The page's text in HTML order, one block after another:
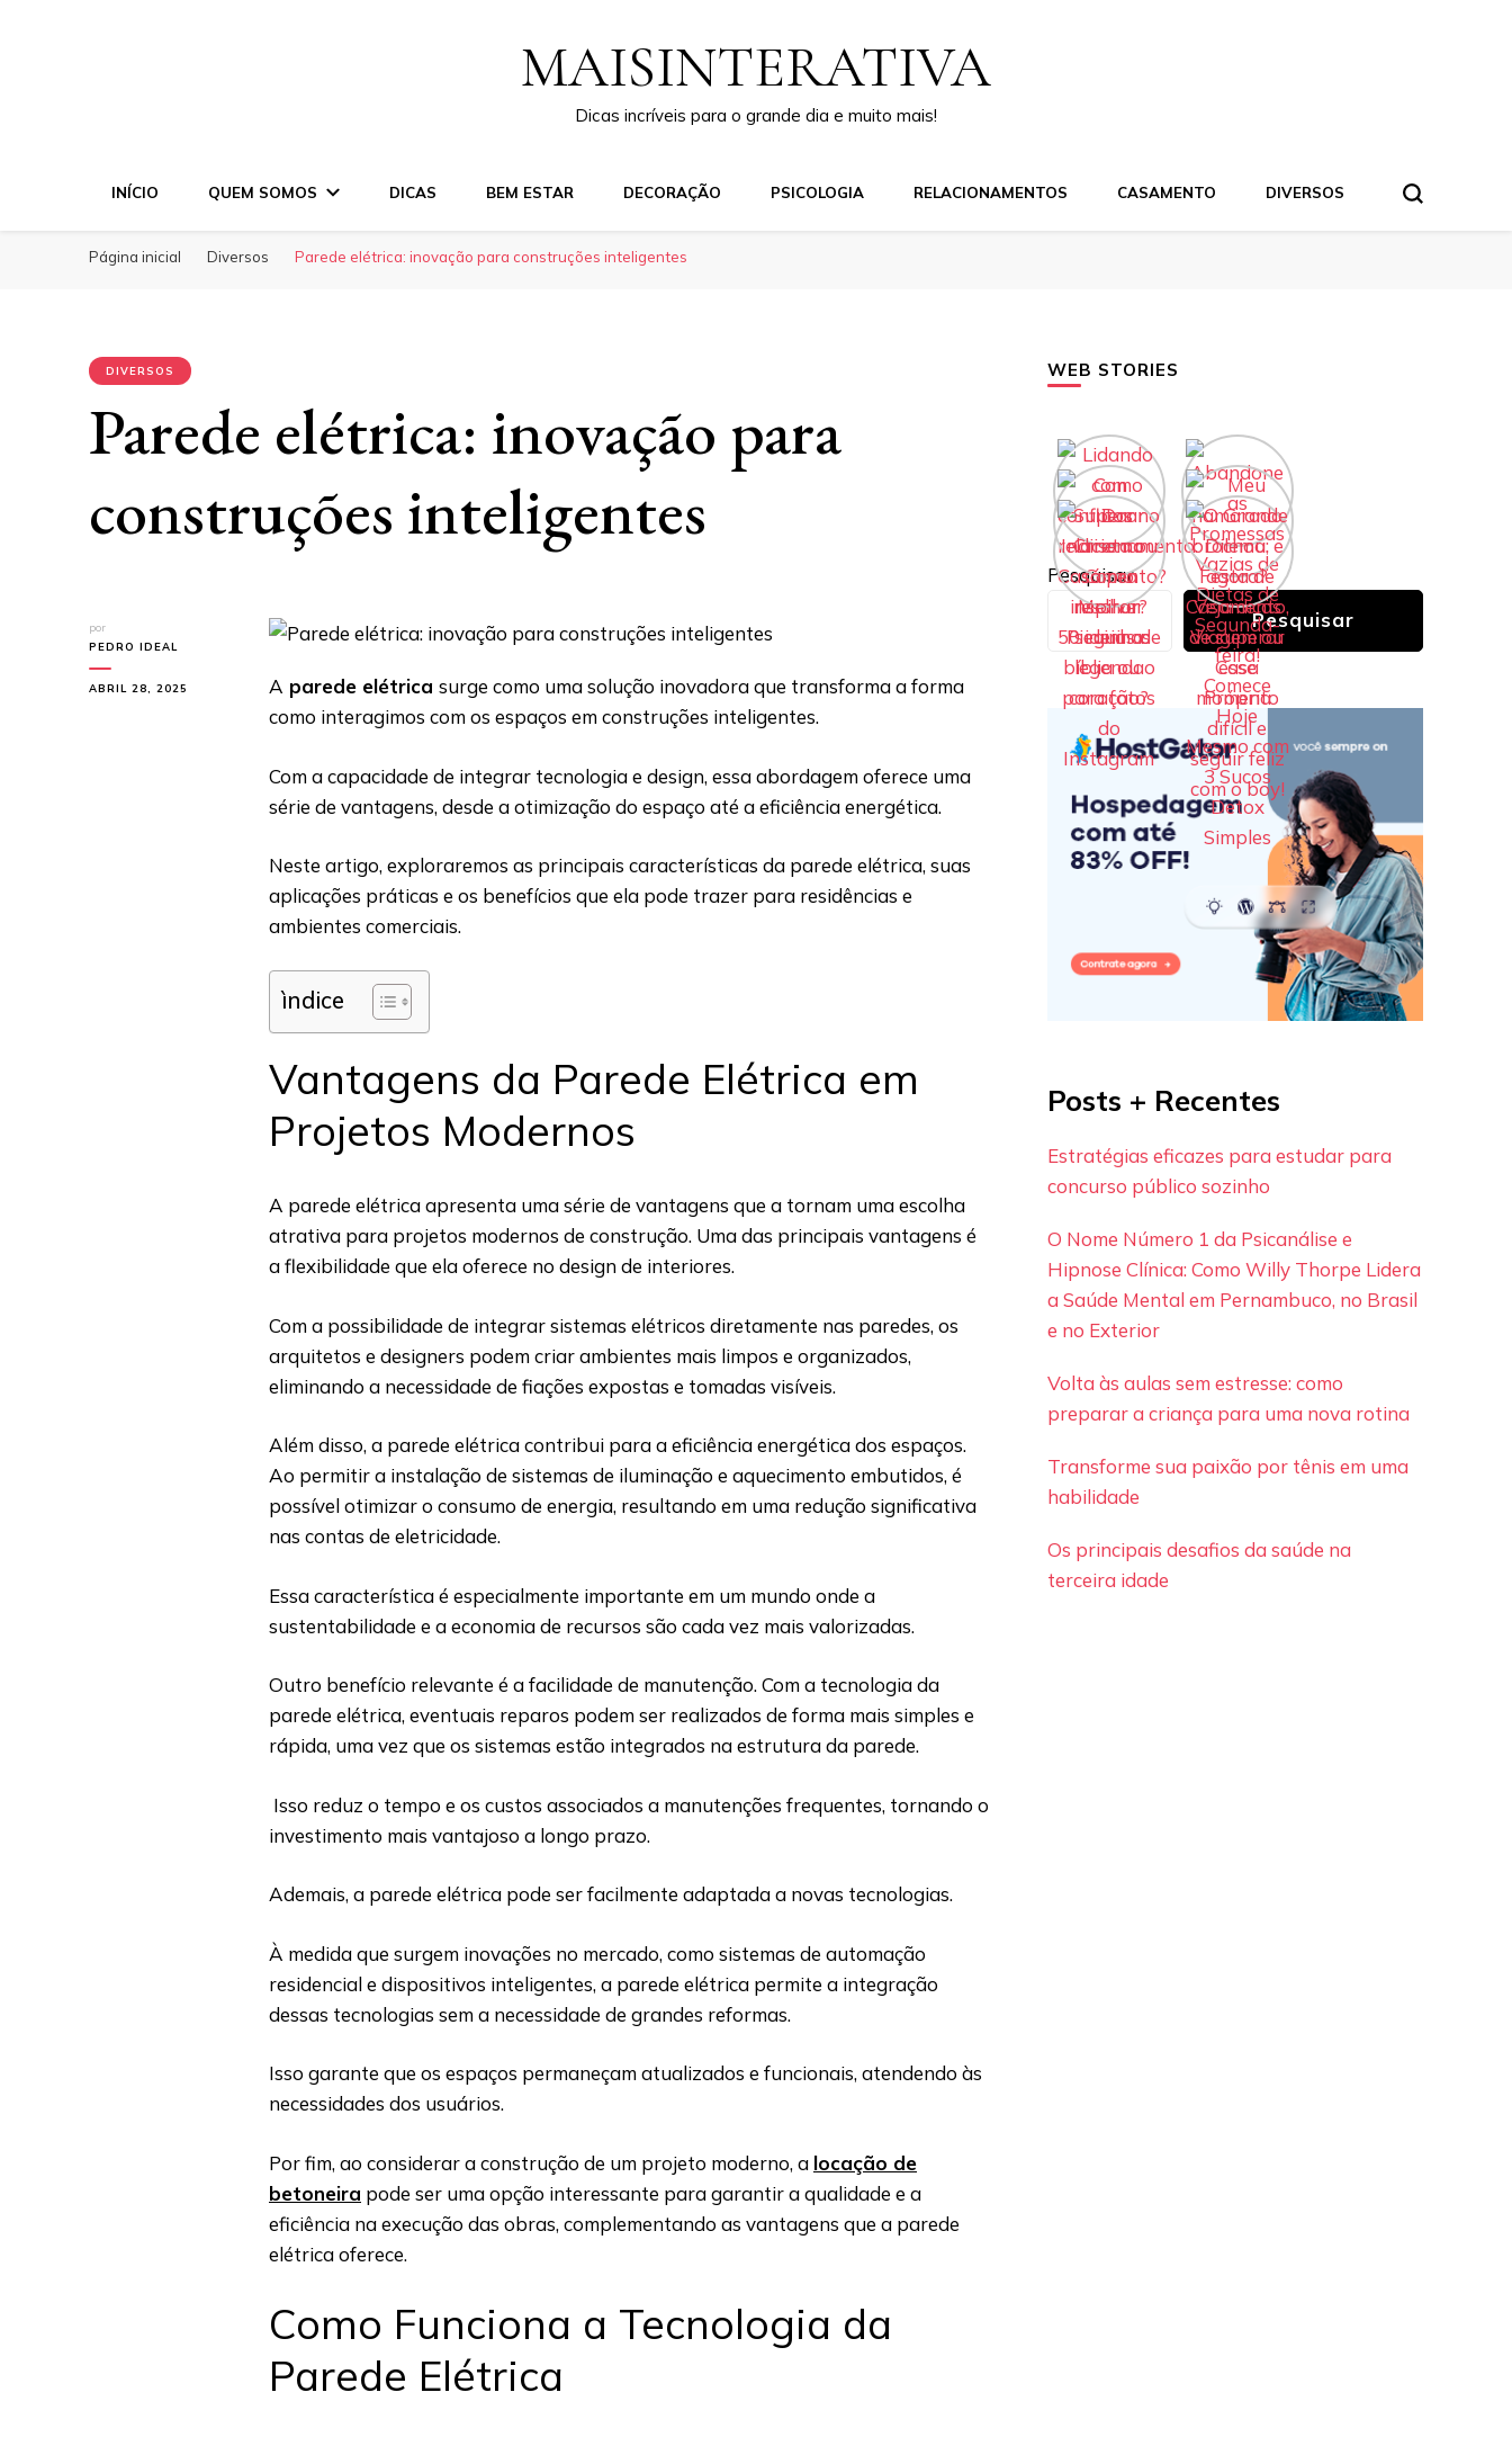
MAISINTERATIVA
Dicas incríveis para o grande dia e muito mais!
INÍCIO QUEM SOMOS DICAS BEM ESTAR DECORAÇÃO PSICOLOGIA RELACIONAMENTOS CASAMENTO DIVERSOS
Página inicial Diversos Parede elétrica: inovação para construções inteligentes
DIVERSOS
Parede elétrica: inovação para
construções inteligentes
por
PEDRO IDEAL
ABRIL 28, 2025 A parede elétrica surge como uma solução inovadora que transforma a forma
como interagimos com os espaços em construções inteligentes.
Com a capacidade de integrar tecnologia e design, essa abordagem oferece uma
série de vantagens, desde a otimização do espaço até a eficiência energética.
Neste artigo, exploraremos as principais características da parede elétrica, suas
aplicações práticas e os benefícios que ela pode trazer para residências e
ambientes comerciais.
ìndice
Vantagens da Parede Elétrica em
Projetos Modernos
A parede elétrica apresenta uma série de vantagens que a tornam uma escolha
atrativa para projetos modernos de construção. Uma das principais vantagens é
a flexibilidade que ela oferece no design de interiores.
Com a possibilidade de integrar sistemas elétricos diretamente nas paredes, os
arquitetos e designers podem criar ambientes mais limpos e organizados,
eliminando a necessidade de fiações expostas e tomadas visíveis.
Além disso, a parede elétrica contribui para a eficiência energética dos espaços.
Ao permitir a instalação de sistemas de iluminação e aquecimento embutidos, é
possível otimizar o consumo de energia, resultando em uma redução significativa
nas contas de eletricidade.
Essa característica é especialmente importante em um mundo onde a
sustentabilidade e a economia de recursos são cada vez mais valorizadas.
Outro benefício relevante é a facilidade de manutenção. Com a tecnologia da
parede elétrica, eventuais reparos podem ser realizados de forma mais simples e
rápida, uma vez que os sistemas estão integrados na estrutura da parede.
Isso reduz o tempo e os custos associados a manutenções frequentes, tornando o
investimento mais vantajoso a longo prazo.
Ademais, a parede elétrica pode ser facilmente adaptada a novas tecnologias.
À medida que surgem inovações no mercado, como sistemas de automação
residencial e dispositivos inteligentes, a parede elétrica permite a integração
dessas tecnologias sem a necessidade de grandes reformas.
Isso garante que os espaços permaneçam atualizados e funcionais, atendendo às
necessidades dos usuários.
Por fim, ao considerar a construção de um projeto moderno, a locação de
betoneira pode ser uma opção interessante para garantir a qualidade e a
eficiência na execução das obras, complementando as vantagens que a parede
elétrica oferece.
Como Funciona a Tecnologia da
Parede Elétrica
WEB STORIES
Pesquisar
Pesquisar
Posts + Recentes
Estratégias eficazes para estudar para
concurso público sozinho
O Nome Número 1 da Psicanálise e
Hipnose Clínica: Como Willy Thorpe Lidera
a Saúde Mental em Pernambuco, no Brasil
e no Exterior
Volta às aulas sem estresse: como
preparar a criança para uma nova rotina
Transforme sua paixão por tênis em uma
habilidade
Os principais desafios da saúde na
terceira idade